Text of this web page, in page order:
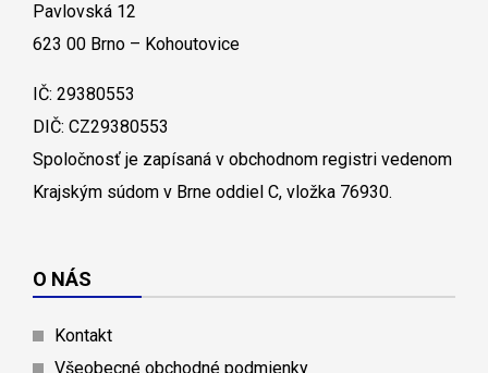
Pavlovská 12
623 00 Brno – Kohoutovice
IČ: 29380553
DIČ: CZ29380553
Spoločnosť je zapísaná v obchodnom registri vedenom
Krajským súdom v Brne oddiel C, vložka 76930.
O NÁS
Kontakt
Všeobecné obchodné podmienky